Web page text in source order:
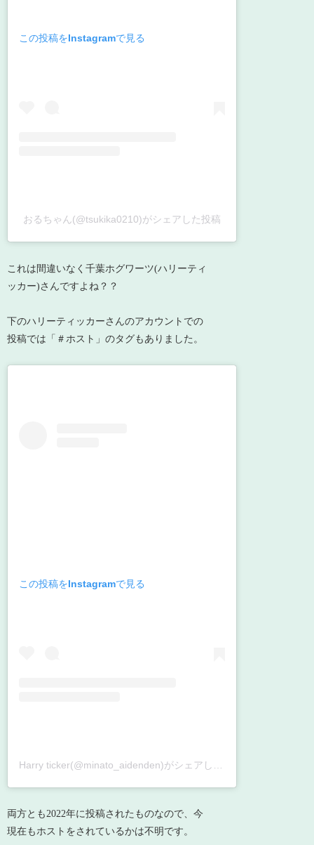
この投稿をInstagramで見る
おるちゃん(@tsukika0210)がシェアした投稿
これは間違いなく千葉ホグワーツ(ハリーティ
ッカー)さんですよね？？
下のハリーティッカーさんのアカウントでの
投稿では「＃ホスト」のタグもありました。
この投稿をInstagramで見る
両方とも2022年に投稿されたものなので、今
現在もホストをされているかは不明です。